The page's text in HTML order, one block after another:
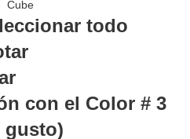
todo
con el Color # 3
gusto)